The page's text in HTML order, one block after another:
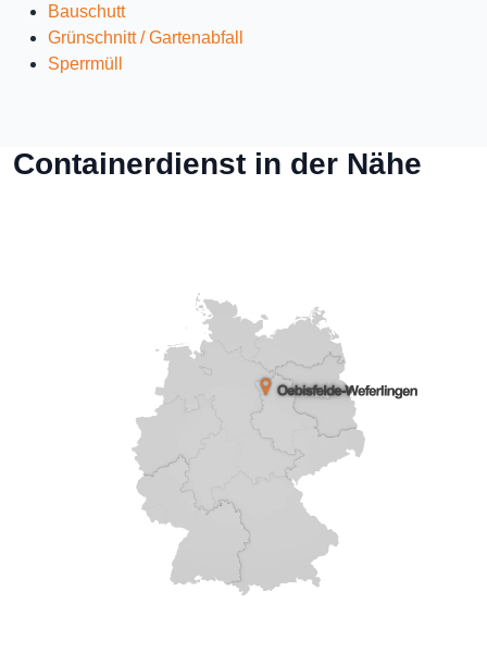
Bauschutt
Grünschnitt / Gartenabfall
Sperrmüll
Containerdienst in der Nähe